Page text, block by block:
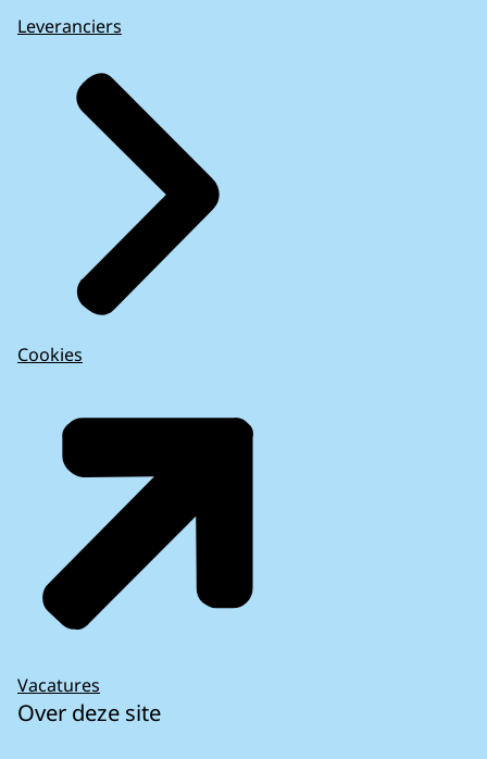
Leveranciers
Cookies
Vacatures
Over deze site